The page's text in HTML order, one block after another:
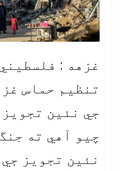
غزهه :
تنظيم حماس
جي نئين
چيو آهي ته
نئين تجويز